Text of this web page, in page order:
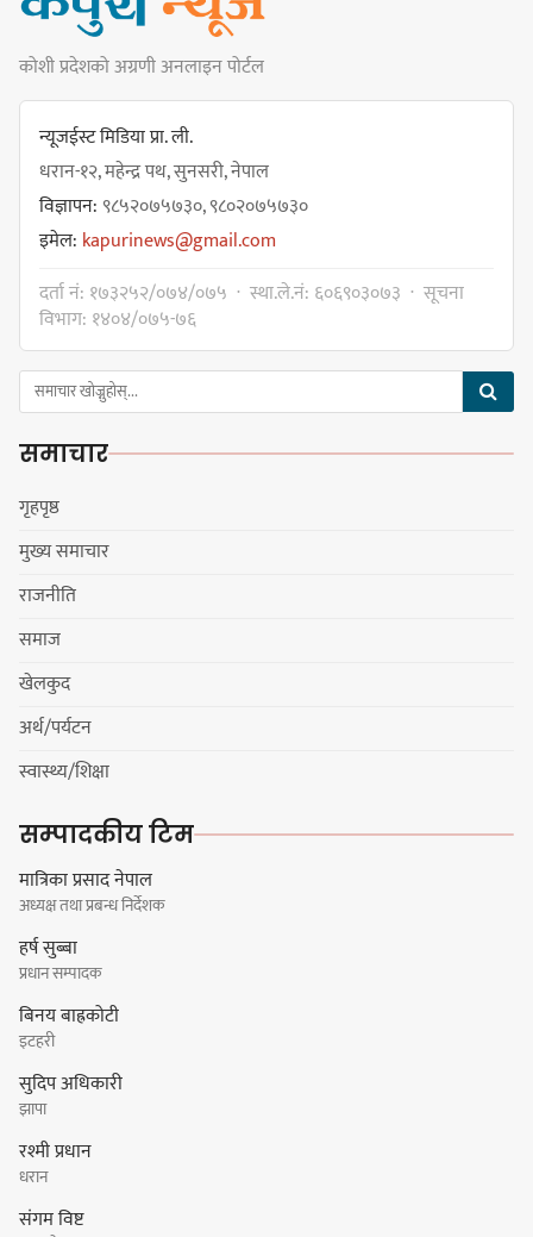
कार्तिक १८ गते इटहरीमा नेपथ्यको भव्य
कन्सर्ट हुँदै
नयाँ सेउती पूल नजिक दुर्घटनाको
जोखिमको ट्राफिक सचेतना गराउँदै
सिलाम साक्मा
स्वपहिचानसहित 'राउटे !'
सीमित
कोशी प्रदेशको अग्रणी अनलाइन पोर्टल
न्यूजईस्ट मिडिया प्रा. ली.
धरान-१२, महेन्द्र पथ, सुनसरी, नेपाल
विज्ञापन:९८५२०७५७३०, ९८०२०७५७३०
इमेल: kapurinews@gmail.com
दर्ता नं: १७३२५२/०७४/०७५ · स्था.ले.नं: ६०६९०३०७३ · सूचना
विभाग: १४०४/०७५-७६
समाचार
गृहपृष्ठ
मुख्य समाचार
राजनीति
समाज
खेलकुद
अर्थ/पर्यटन
स्वास्थ्य/शिक्षा
सम्पादकीय टिम
मात्रिका प्रसाद नेपाल
अध्यक्ष तथा प्रबन्ध निर्देशक
हर्ष सुब्बा
प्रधान सम्पादक
बिनय बाह्रकोटी
इटहरी
सुदिप अधिकारी
झापा
रश्मी प्रधान
धरान
संगम विष्ट